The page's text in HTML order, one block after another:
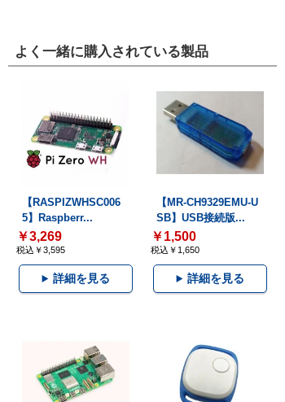
よく一緒に購入されている製品
【RASPIZWHSC006
5】Raspberr...
￥3,269
税込￥3,595
詳細を見る
【MR-CH9329EMU-U
SB】USB接続版...
￥1,500
税込￥1,650
詳細を見る